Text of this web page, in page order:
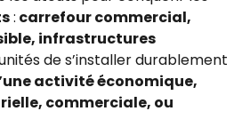
: carrefour commercial,
infrastructures
de s’installer durablement
activité économique,
commerciale, ou